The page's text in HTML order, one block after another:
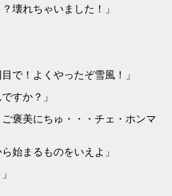
壊れちゃいました！」
で！よくやったぞ雪風！」
すか？」
褒美にちゅ・・・チェ・ホンマ
始まるものをいえよ」